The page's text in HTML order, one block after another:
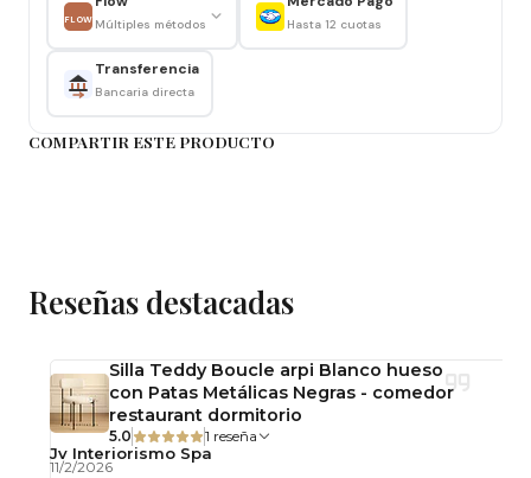
FLOW Múltiples métodos Hasta 12 cuotas
Transferencia
Bancaria directa
COMPARTIR ESTE PRODUCTO
Reseñas destacadas
Silla Teddy Boucle arpi Blanco hueso
con Patas Metálicas Negras - comedor
restaurant dormitorio
5.0 1 reseña
Jv Interiorismo Spa
11/2/2026